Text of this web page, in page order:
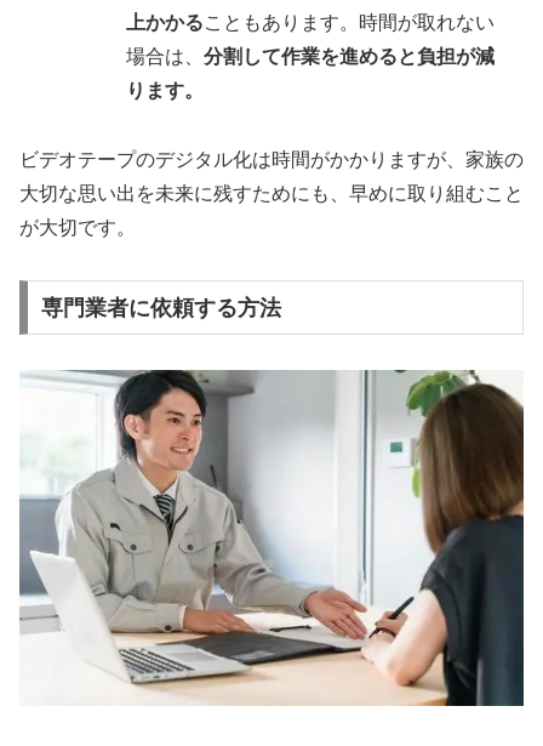
上かかることもあります。時間が取れない
場合は、 分割して作業を進めると負担が減
ります。
ビデオテープのデジタル化は時間がかかりますが、家族の
大切な思い出を未来に残すためにも、早めに取り組むこと
が大切です。
専門業者に依頼する方法